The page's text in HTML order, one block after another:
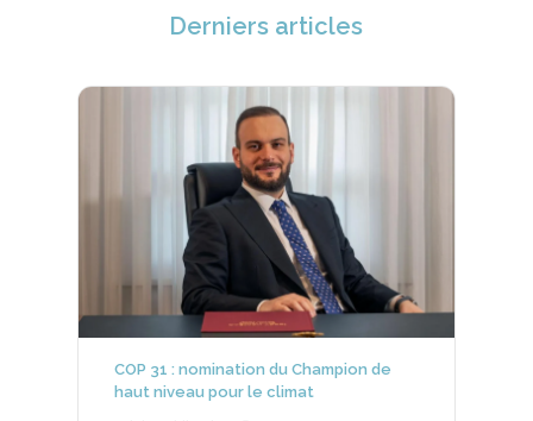
Derniers articles
COP 31 : nomination du Champion de
haut niveau pour le climat